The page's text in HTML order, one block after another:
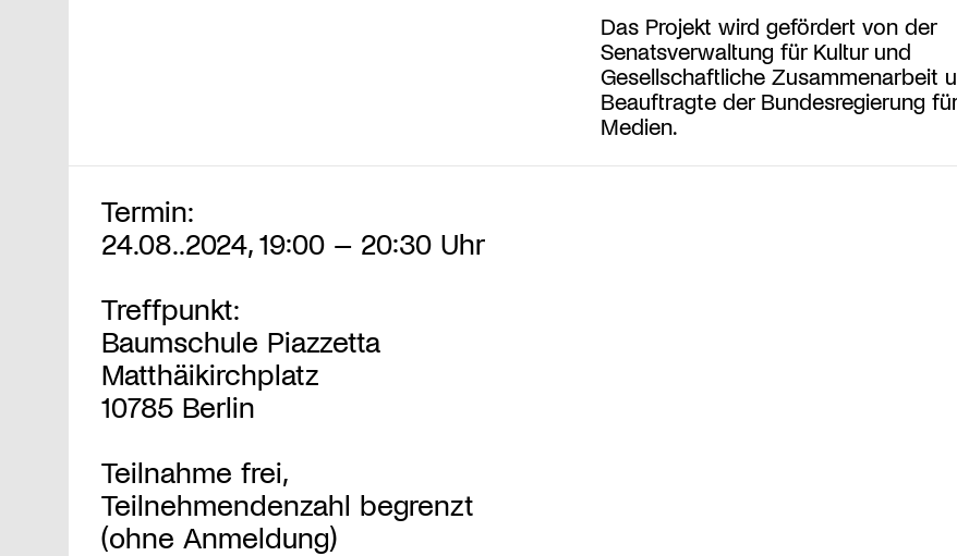
Das Projekt wird gefördert von der
Senatsverwaltung für Kultur und
Gesellschaftliche Zusammenarbeit
Beauftragte der Bundesregierung
Medien.
Termin:
24.08..2024, 19:00 – 20:30 Uhr
Treffpunkt:
Baumschule Piazzetta
Matthäikirchplatz
10785 Berlin
Teilnahme frei,
Teilnehmendenzahl begrenzt
(ohne Anmeldung)